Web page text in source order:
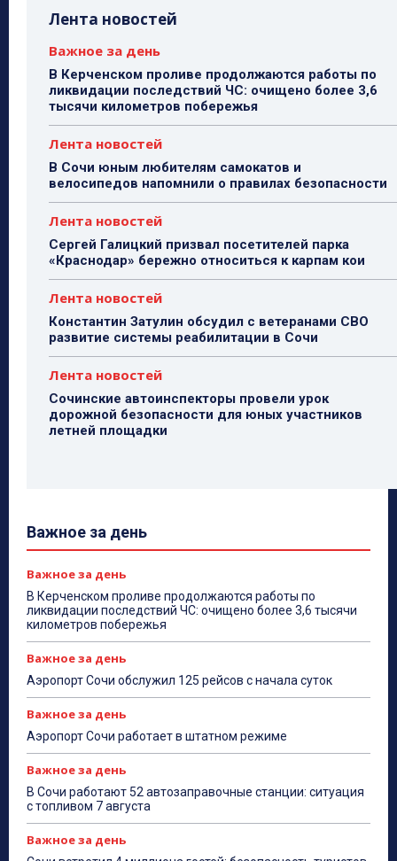
Лента новостей
Важное за день
В Керченском проливе продолжаются работы по
ликвидации последствий ЧС: очищено более 3,6
тысячи километров побережья
Лента новостей
В Сочи юным любителям самокатов и
велосипедов напомнили о правилах безопасности
Лента новостей
Сергей Галицкий призвал посетителей парка
«Краснодар» бережно относиться к карпам кои
Лента новостей
Константин Затулин обсудил с ветеранами СВО
развитие системы реабилитации в Сочи
Лента новостей
Сочинские автоинспекторы провели урок
дорожной безопасности для юных участников
летней площадки
Важное за день
Важное за день
В Керченском проливе продолжаются работы по
ликвидации последствий ЧС: очищено более 3,6 тысячи
километров побережья
Важное за день
Аэропорт Сочи обслужил 125 рейсов с начала суток
Важное за день
Аэропорт Сочи работает в штатном режиме
Важное за день
В Сочи работают 52 автозаправочные станции: ситуация
с топливом 7 августа
Важное за день